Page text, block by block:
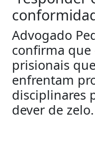
Advogado
confirma que
prisionais
enfrentam
disciplinares
dever de zelo.